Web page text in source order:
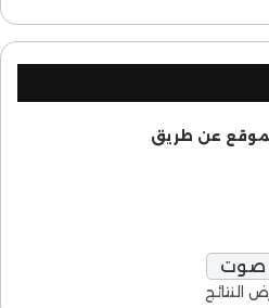
عن طريق
النتائج